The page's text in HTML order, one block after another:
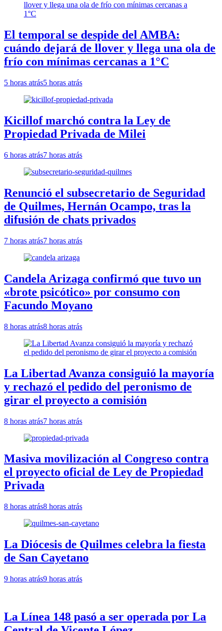
El temporal se despide del AMBA:
cuándo dejará de llover y llega una ola de
frío con mínimas cercanas a 1°C
5 horas atrás5 horas atrás
Kicillof marchó contra la Ley de
Propiedad Privada de Milei
6 horas atrás7 horas atrás
Renunció el subsecretario de Seguridad
de Quilmes, Hernán Ocampo, tras la
difusión de chats privados
7 horas atrás7 horas atrás
Candela Arizaga confirmó que tuvo un
«brote psicótico» por consumo con
Facundo Moyano
8 horas atrás8 horas atrás
La Libertad Avanza consiguió la mayoría
y rechazó el pedido del peronismo de
girar el proyecto a comisión
8 horas atrás7 horas atrás
Masiva movilización al Congreso contra
el proyecto oficial de Ley de Propiedad
Privada
8 horas atrás8 horas atrás
La Diócesis de Quilmes celebra la fiesta
de San Cayetano
9 horas atrás9 horas atrás
La Línea 148 pasó a ser operada por La